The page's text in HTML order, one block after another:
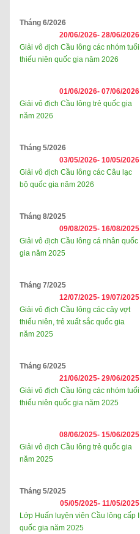
Tháng 6/2026
20/06/2026- 28/06/2026
Giải vô địch Cầu lông các nhóm tuổi
thiếu niên quốc gia năm 2026
01/06/2026- 07/06/2026
Giải vô địch Cầu lông trẻ quốc gia
năm 2026
Tháng 5/2026
03/05/2026- 10/05/2026
Giải vô địch Cầu lông các Câu lạc
bộ quốc gia năm 2026
Tháng 8/2025
09/08/2025- 16/08/2025
Giải vô địch Cầu lông cá nhân quốc
gia năm 2025
Tháng 7/2025
12/07/2025- 19/07/2025
Giải vô địch Cầu lông các cây vợt
thiếu niên, trẻ xuất sắc quốc gia
năm 2025
Tháng 6/2025
21/06/2025- 29/06/2025
Giải vô địch Cầu lông các nhóm tuổi
thiếu niên quốc gia năm 2025
08/06/2025- 15/06/2025
Giải vô địch Cầu lông trẻ quốc gia
năm 2025
Tháng 5/2025
05/05/2025- 11/05/2025
Lớp Huấn luyện viên Cầu lông cấp I
quốc gia năm 2025